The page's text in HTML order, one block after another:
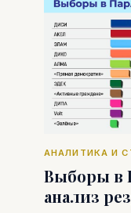
АНАЛИТИКА И
Выборы в
анализ